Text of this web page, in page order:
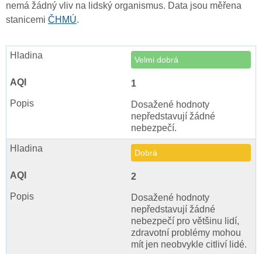
nemá žádný vliv na lidský organismus. Data jsou měřena
stanicemi ČHMÚ.
Velmi dobrá
1
Dosažené hodnoty
nepředstavují žádné
nebezpečí.
Dobrá
2
Dosažené hodnoty
nepředstavují žádné
nebezpečí pro většinu lidí,
zdravotní problémy mohou
mít jen neobvykle citliví lidé.